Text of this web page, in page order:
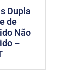
Dupla
de
Não
–